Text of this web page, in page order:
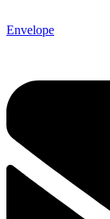
Envelope